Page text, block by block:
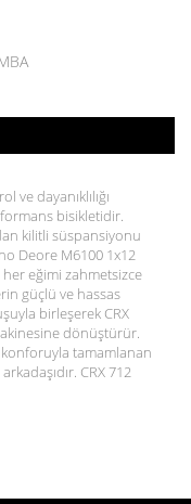
ve dayanıklılığı
bisikletidir.
kilitli süspansiyonu
Deore M6100 1x12
her eğimi zahmetsizce
güçlü ve hassas
birleşerek CRX
dönüştürür.
konforuyla tamamlanan
CRX 712